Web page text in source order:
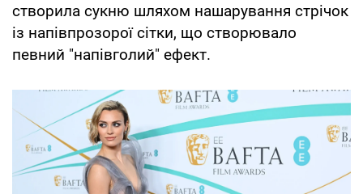
створила сукню шляхом нашарування стрічок
із напівпрозорої сітки, що створювало
певний "напівголий" ефект.